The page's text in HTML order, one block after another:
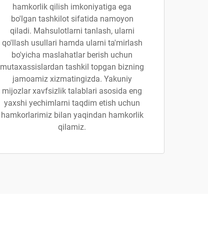
hamkorlik qilish imkoniyatiga ega
bo'lgan tashkilot sifatida namoyon
qiladi. Mahsulotlarni tanlash, ularni
qo'llash usullari hamda ularni ta'mirlash
bo'yicha maslahatlar berish uchun
mutaxassislardan tashkil topgan bizning
jamoamiz xizmatingizda. Yakuniy
mijozlar xavfsizlik talablari asosida eng
yaxshi yechimlarni taqdim etish uchun
hamkorlarimiz bilan yaqindan hamkorlik
qilamiz.